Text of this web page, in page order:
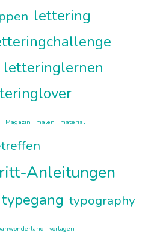
lettering
letteringlernen
Magazin malen material
Anleitungen
typegang typography
vorlagen